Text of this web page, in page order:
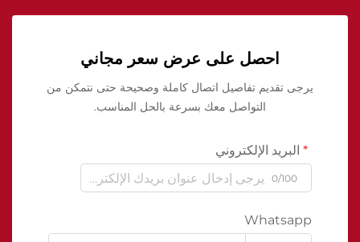
احصل على عرض سعر مجاني
يرجى تقديم تفاصيل اتصال كاملة وصحيحة حتى نتمكن من
التواصل معك بسرعة بالحل المناسب.
البريد الإلكتروني
0/100
Whatsapp